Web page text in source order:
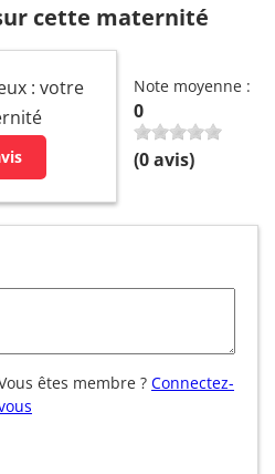
cette maternité
: votre
Note moyenne :
0
(0avis)
êtes membre ? Connectez-